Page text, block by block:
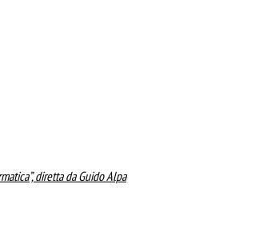
diretta da Guido Alpa